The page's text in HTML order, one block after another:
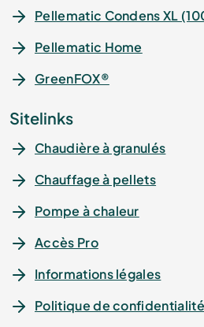
Pellematic Condens XL
Pellematic Home
GreenFOX®
Sitelinks
Chaudière à granulés
Chauffage à pellets
Pompe à chaleur
Accès Pro
Informations légales
Politique de confidentialité